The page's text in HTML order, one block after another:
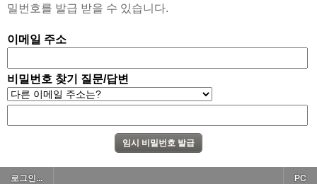
밀번호를 발급 받을 수 있습니다.
이메일 주소
비밀번호 찾기 질문/답변
로그인... PC